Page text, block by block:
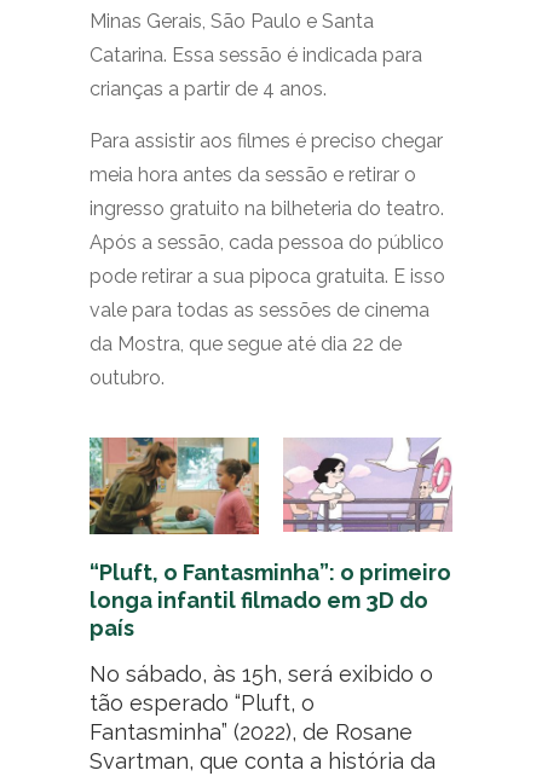
Minas Gerais, São Paulo e Santa
Catarina. Essa sessão é indicada para
crianças a partir de 4 anos.
Para assistir aos filmes é preciso chegar
meia hora antes da sessão e retirar o
ingresso gratuito na bilheteria do teatro.
Após a sessão, cada pessoa do público
pode retirar a sua pipoca gratuita. E isso
vale para todas as sessões de cinema
da Mostra, que segue até dia 22 de
outubro.
“Pluft, o Fantasminha”: o primeiro
longa infantil filmado em 3D do
país
No sábado, às 15h, será exibido o
tão esperado “Pluft, o
Fantasminha” (2022), de Rosane
Svartman, que conta a história da